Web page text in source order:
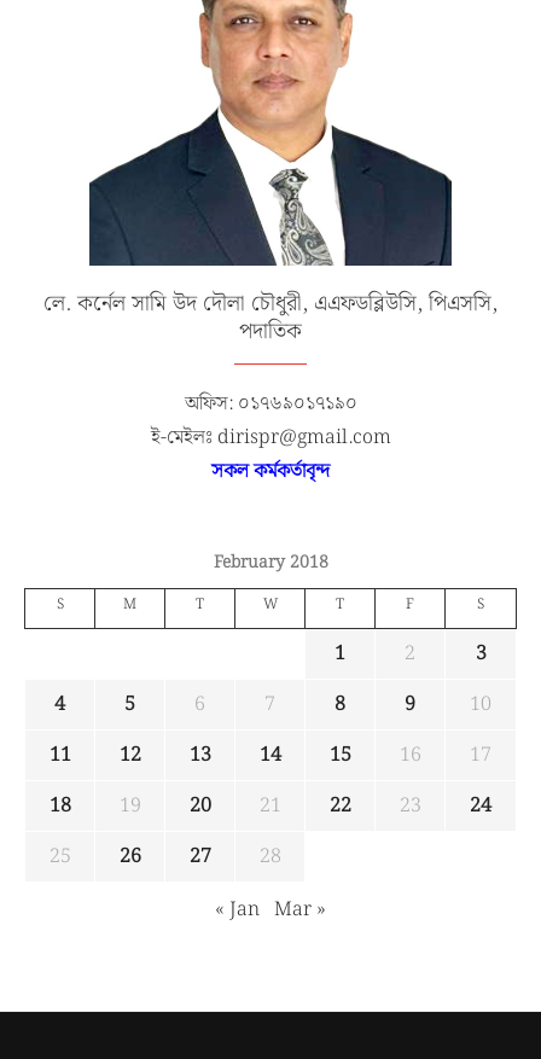
লে. কর্নেল সামি উদ দৌলা চৌধুরী, এএফডব্লিউসি, পিএসসি,
পদাতিক
অফিস: ০১৭৬৯০১৭১৯০
ই-মেইলঃ dirispr@gmail.com
সকল কর্মকর্তাবৃন্দ
February 2018
S M T W T F S
1 2
3
4
5 6 7 8 9
10
11
12 13 14 15 16
17
18
19 20 21 22 23
24
25
26 27
28
« Jan Mar »